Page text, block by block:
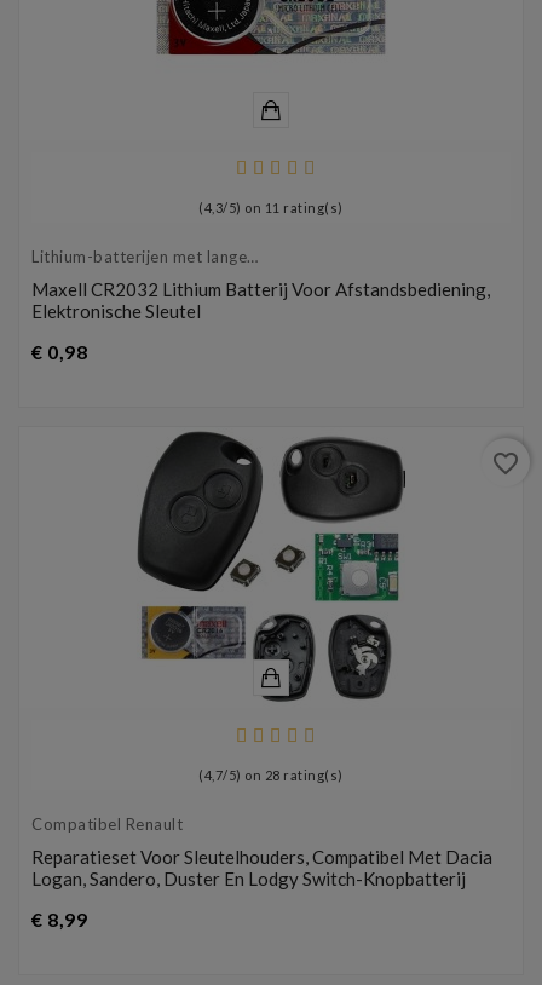
(4,3/5) on 11 rating(s)
Lithium-batterijen met lange
Maxell CR2032 Lithium Batterij Voor Afstandsbediening,
Elektronische Sleutel
€ 0,98Prijs
(4,7/5) on 28 rating(s)
Compatibel Renault
Reparatieset Voor Sleutelhouders, Compatibel Met Dacia
Logan, Sandero, Duster En Lodgy Switch-Knopbatterij
€ 8,99Prijs
favorite_border